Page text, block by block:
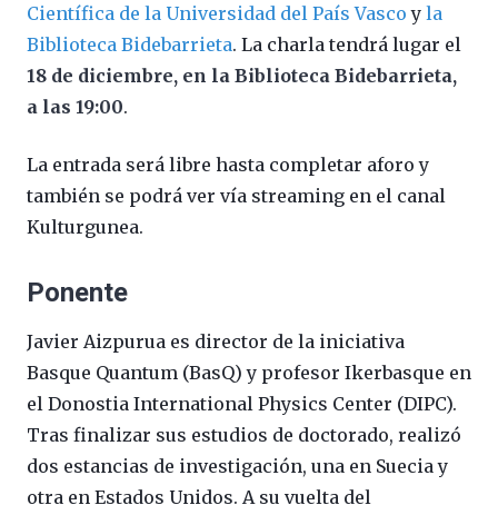
Científica de la Universidad del País Vasco y la
Biblioteca Bidebarrieta. La charla tendrá lugar el
18 de diciembre, en la Biblioteca Bidebarrieta,
a las 19:00.
La entrada será libre hasta completar aforo y
también se podrá ver vía streaming en el canal
Kulturgunea.
Ponente
Javier Aizpurua es director de la iniciativa
Basque Quantum (BasQ) y profesor Ikerbasque en
el Donostia International Physics Center (DIPC).
Tras finalizar sus estudios de doctorado, realizó
dos estancias de investigación, una en Suecia y
otra en Estados Unidos. A su vuelta del